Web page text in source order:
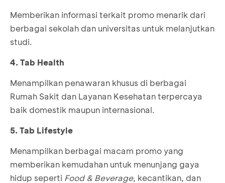
Memberikan informasi terkait promo menarik dari
berbagai sekolah dan universitas untuk melanjutkan
studi.
4. Tab Health
Menampilkan penawaran khusus di berbagai
Rumah Sakit dan Layanan Kesehatan terpercaya
baik domestik maupun internasional.
5. Tab Lifestyle
Menampilkan berbagai macam promo yang
memberikan kemudahan untuk menunjang gaya
hidup seperti Food & Beverage, kecantikan, dan